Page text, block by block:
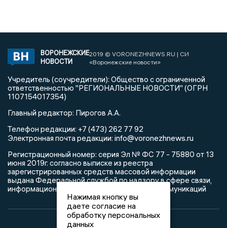
ВОРОНЕЖСКИЕ
НОВОСТИ
2019 © VORONEZHNEWS.RU | СИ
«Воронежские новости»
Учредитель (соучредители): Общество с ограниченной
ответственностью "РЕГИОНАЛЬНЫЕ НОВОСТИ" (ОГРН
1107154017354)
Главный редактор: Пирогов А.А.
Телефон редакции: +7 (473) 262 77 92
Электронная почта редакции: info@voronezhnews.ru
Регистрационный номер: серия Эл № ФС 77 - 75880 от 13
июня 2019г. согласно выписке из реестра
зарегистрированных средств массовой информации
выдана Федеральной службой по надзору в сфере связи,
информационных технологий и массовых коммуникаций
Нажимая кнопку вы
даете согласие на
обработку персональных
данных